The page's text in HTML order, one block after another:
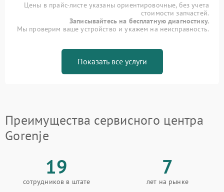
Цены в прайс-листе указаны ориентировочные, без учета
стоимости запчастей.
Записывайтесь на бесплатную диагностику.
Мы проверим ваше устройство и укажем на неисправность.
Показать все услуги
Преимущества сервисного центра
Gorenje
19
сотрудников в штате
7
лет на рынке